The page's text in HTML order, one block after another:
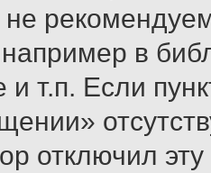
в
и т.п. Если
отключил